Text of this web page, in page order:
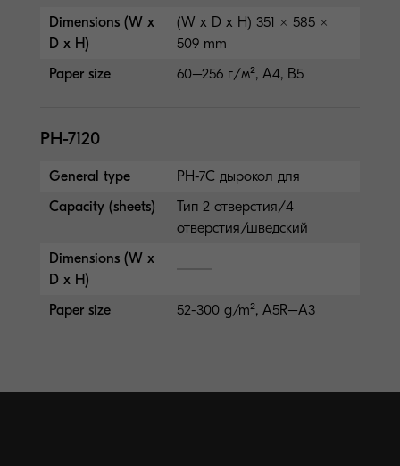
Dimensions (W x
D x H)
(W x D x H) 351 × 585 ×
509 mm
Paper size
60–256 г/м², A4, B5
PH-7120
General type
PH-7C дырокол для
Capacity (sheets)
Тип 2 отверстия/4
отверстия/шведский
Dimensions (W x
D x H)
Paper size
52-300 g/m², A5R–A3